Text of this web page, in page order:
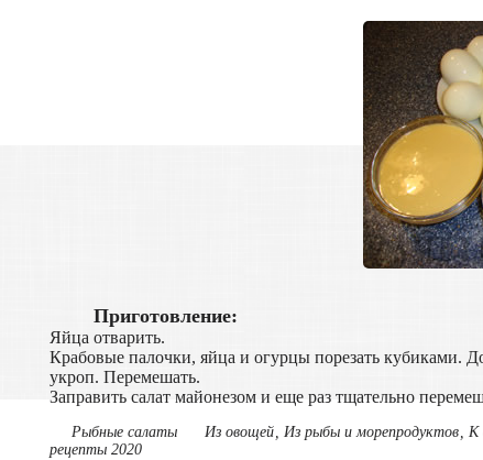
Приготовление:
Яйца отварить.
Крабовые палочки, яйца и огурцы порезать кубиками.
укроп. Перемешать.
Заправить салат майонезом и еще раз тщательно
Рыбные салаты Из овощей,Из рыбы и морепродуктов,К
рецепты 2020